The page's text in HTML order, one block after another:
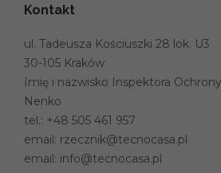
Kontakt
ul. Tadeusza Kościuszki 28 lok. U3
30-105 Kraków
Imię i nazwisko Inspektora
Nenko
tel.: +48 505 461 957
email: rzecznik@tecnocasa.pl
email: info@tecnocasa.pl